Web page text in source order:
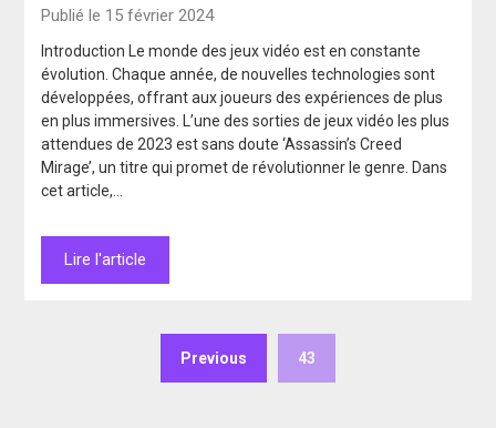
Publié le 15 février 2024
Introduction Le monde des jeux vidéo est en constante
évolution. Chaque année, de nouvelles technologies sont
développées, offrant aux joueurs des expériences de plus
en plus immersives. L’une des sorties de jeux vidéo les plus
attendues de 2023 est sans doute ‘Assassin’s Creed
Mirage’, un titre qui promet de révolutionner le genre. Dans
cet article,…
Lire l'article
Previous 43